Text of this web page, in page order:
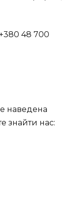
48 700
наведена
знайти нас: